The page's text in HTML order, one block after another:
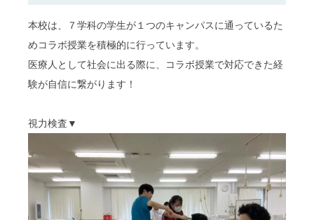
本校は、７学科の学生が１つのキャンパスに通っているた
めコラボ授業を積極的に行っています。
医療人として社会に出る際に、コラボ授業で対応できた経
験が自信に繋がります！
視力検査▼